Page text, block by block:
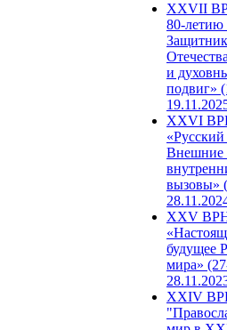
ХХVII
80-
и
подвиг»
XXVI
Внешние
вызовы»
XXV
будущее
мира»
XXIV